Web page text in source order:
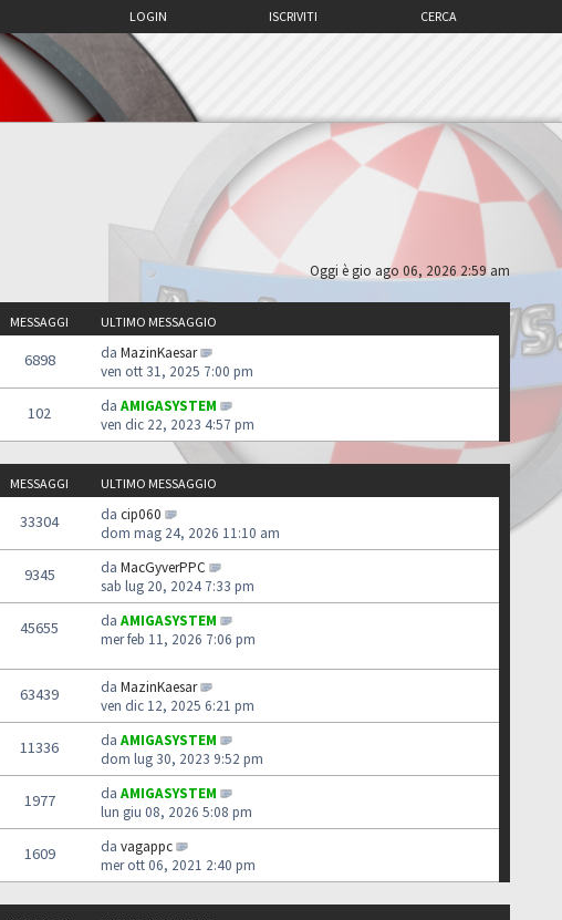
CERCA
ISCRIVITI
LOGIN
Oggi è gio ago 06, 2026 2:59 am
MESSAGGI ULTIMO MESSAGGIO
6898 da MazinKaesar
ven ott 31, 2025 7:00 pm
102 da AMIGASYSTEM
ven dic 22, 2023 4:57 pm
MESSAGGI ULTIMO MESSAGGIO
33304 da cip060
dom mag 24, 2026 11:10 am
9345 da MacGyverPPC
sab lug 20, 2024 7:33 pm
45655 da AMIGASYSTEM
mer feb 11, 2026 7:06 pm
63439 da MazinKaesar
ven dic 12, 2025 6:21 pm
11336 da AMIGASYSTEM
dom lug 30, 2023 9:52 pm
1977 da AMIGASYSTEM
lun giu 08, 2026 5:08 pm
1609 da vagappc
mer ott 06, 2021 2:40 pm